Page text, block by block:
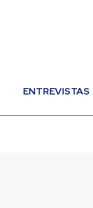
ENTREVISTAS